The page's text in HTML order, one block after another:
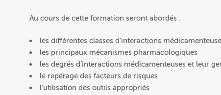
Au cours de cette formation seront abordés :
les différentes classes d’interactions
les principaux mécanismes pharmacologiques
les degrés d’interactions médicamenteuses et leur
le repérage des facteurs de risques
l’utilisation des outils appropriés